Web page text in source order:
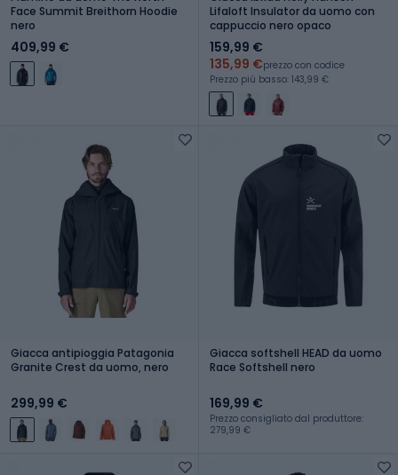
Face Summit Breithorn Hoodie
nero
409,99 €
Lifaloft Insulator da uomo con
cappuccio nero opaco
159,99 €
135,99 €prezzo con codice
Prezzo più basso: 143,99 €
Giacca antipioggia Patagonia
Granite Crest da uomo, nero
299,99 €
Giacca softshell HEAD da uomo
Race Softshell nero
169,99 €
Prezzo consigliato dal produttore:
279,99 €